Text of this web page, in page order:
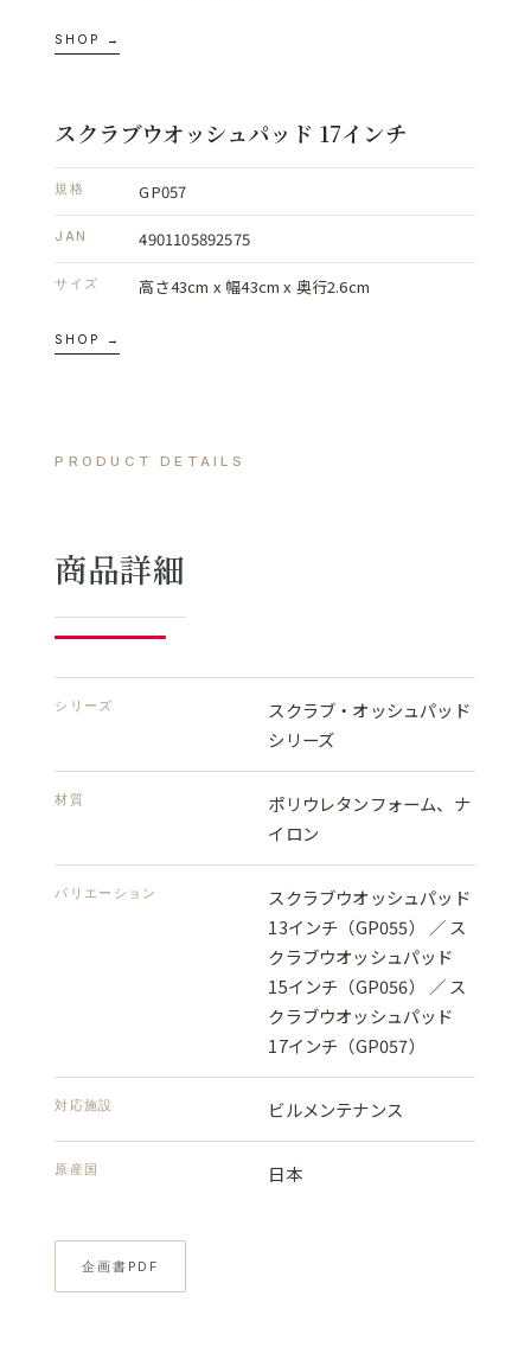
SHOP →
スクラブウオッシュパッド 17インチ
規格 GP057
JAN 4901105892575
サイズ 高さ43cm x 幅43cm x 奥行2.6cm
SHOP →
PRODUCT DETAILS
商品詳細
シリーズ
スクラブ・オッシュパッド
シリーズ
材質
ポリウレタンフォーム、ナ
イロン
バリエーション
スクラブウオッシュパッド
13インチ（GP055） ／ ス
クラブウオッシュパッド
15インチ（GP056） ／ ス
クラブウオッシュパッド
17インチ（GP057）
対応施設 ビルメンテナンス
原産国 日本
企画書PDF